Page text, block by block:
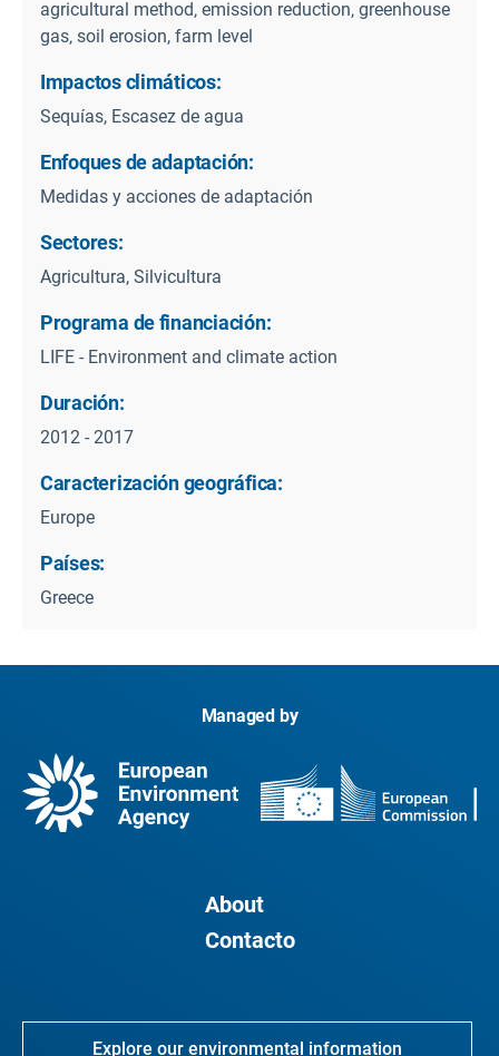
agricultural method‚ emission reduction‚ greenhouse
gas‚ soil erosion, farm level
Impactos climáticos:
Sequías, Escasez de agua
Enfoques de adaptación:
Medidas y acciones de adaptación
Sectores:
Agricultura, Silvicultura
Programa de financiación:
LIFE - Environment and climate action
Duración:
2012 - 2017
Caracterización geográfica:
Europe
Países:
Greece
Managed by
About
Contacto
Explore our environmental information